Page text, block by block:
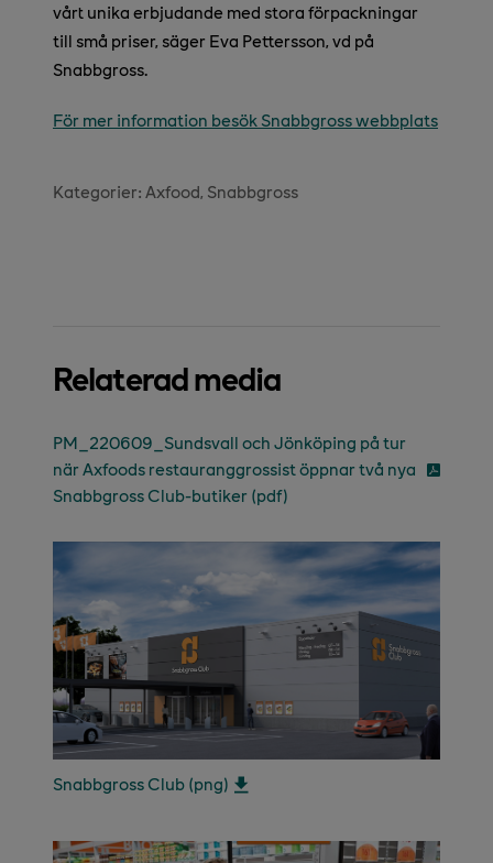
vårt unika erbjudande med stora förpackningar
till små priser, säger Eva Pettersson, vd på
Snabbgross.
För mer information besök Snabbgross webbplats
Kategorier: Axfood Snabbgross
Relaterad media
PM_220609_Sundsvall och Jönköping på tur
när Axfoods restauranggrossist öppnar två nya
Snabbgross Club-butiker (pdf)
Snabbgross Club (png)